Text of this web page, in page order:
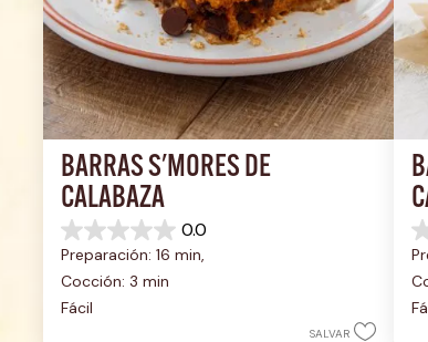
BARRAS S'MORES DE
CALABAZA
0.0
0.0
de
5
estrellas.
Preparación: 16 min,
Cocción: 3 min
Fácil
SALVAR
0.0
5